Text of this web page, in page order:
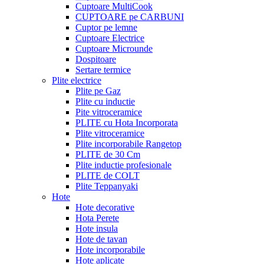
Cuptoare MultiCook
CUPTOARE pe CARBUNI
Cuptor pe lemne
Cuptoare Electrice
Cuptoare Microunde
Dospitoare
Sertare termice
Plite electrice
Plite pe Gaz
Plite cu inductie
Pite vitroceramice
PLITE cu Hota Incorporata
Plite vitroceramice
Plite incorporabile Rangetop
PLITE de 30 Cm
Plite inductie profesionale
PLITE de COLT
Plite Teppanyaki
Hote
Hote decorative
Hota Perete
Hote insula
Hote de tavan
Hote incorporabile
Hote aplicate